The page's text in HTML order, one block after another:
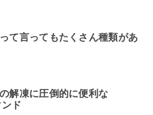
て言ってもたくさん種類があ
解凍に圧倒的に便利な
ド